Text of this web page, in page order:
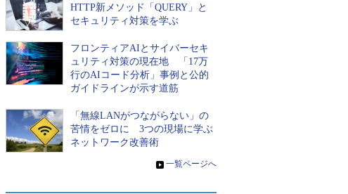
HTTP新メソッド「QUERY」と
セキュリティ対策を学ぶ
フロンティアAIとサイバーセキ
ュリティ対策の現在地 「17万
行のAIコード分析」事例と公的
ガイドラインが示す道筋
「無線LANがつながらない」の
苦情をゼロに 3つの現場に学ぶ
ネットワーク改善術
» 一覧ページへ